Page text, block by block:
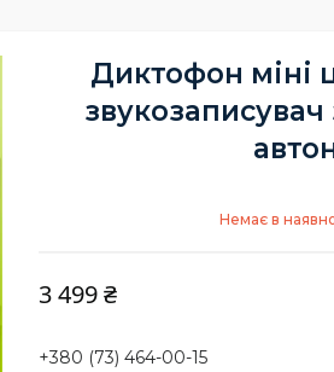
Диктофон міні
Немає в
3 499 ₴
+380 (73) 464-00-15